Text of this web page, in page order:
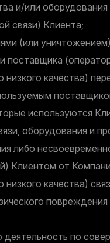
и/или
связи) Клиента;
(или
поставщика
качества)
используются
оборудования и
либо
Клиентом от
качества)
деятельность по